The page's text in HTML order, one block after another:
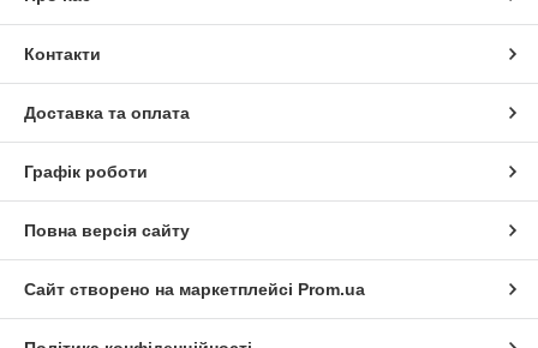
Контакти
Доставка та оплата
Графік роботи
Повна версія сайту
Сайт створено на маркетплейсі Prom.ua